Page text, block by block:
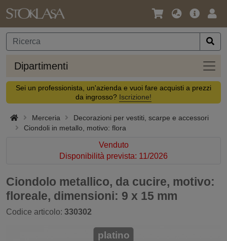
Lingua
Valuta
Offerta
Dipartimenti
Sei un professionista, un'azienda e vuoi fare acquisti a prezzi
da ingrosso? Iscrizione!
Merceria
Decorazioni per vestiti, scarpe e accessori
Ciondoli in metallo, motivo: flora
Venduto
Disponibilità prevista: 11/2026
Ciondolo metallico, da cucire, motivo:
floreale, dimensioni: 9 x 15 mm
Codice articolo: 330302
platino